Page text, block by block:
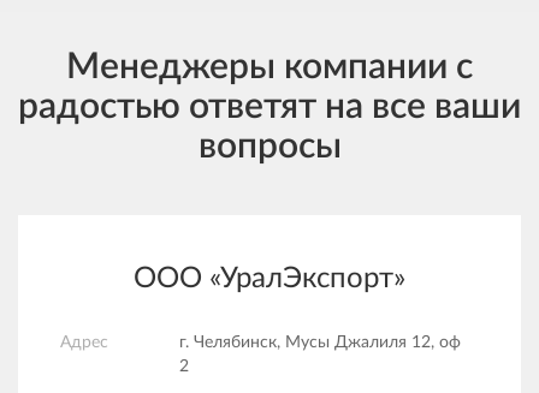
Менеджеры компании с
радостью ответят на все ваши
вопросы
ООО «УралЭкспорт»
Адрес
г. Челябинск, Мусы Джалиля 12, оф
2